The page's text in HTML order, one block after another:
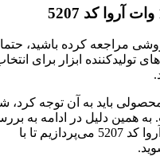
مراجعه کرده باشید،
تولیدکننده ابزار برای
باید به آن توجه کرد،
همین دلیل در ادامه به
دریل بتن کن 3/7 کیلویی 1050 وات آروا کد 5207 می‌پردازیم تا با